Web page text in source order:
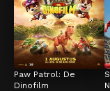
Paw Patrol: De
Dinofilm